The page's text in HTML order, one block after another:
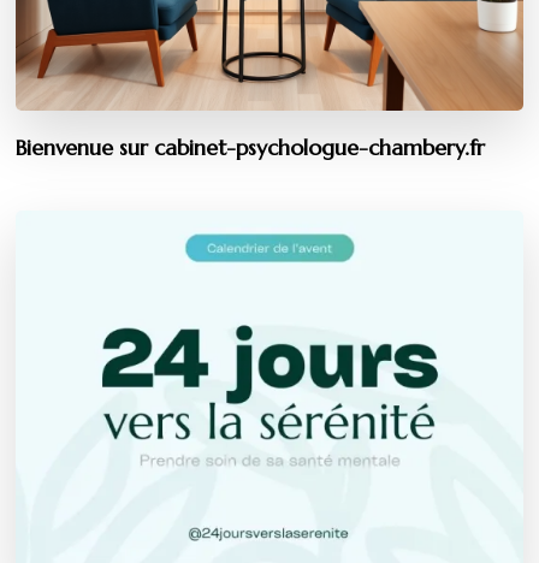
Bienvenue sur cabinet-psychologue-chambery.fr